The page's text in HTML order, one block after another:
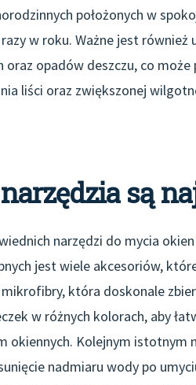
położonych w
w roku. Ważne jest
oraz opadów deszczu, co
liści oraz zwiększonej
są
narzędzi do mycia
jest wiele akcesoriów,
która doskonale
w różnych kolorach, aby
okiennych. Kolejnym
nadmiaru wody po